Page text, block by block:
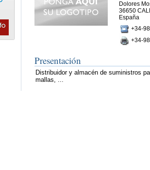
Dolores
36650
España
+34-
+34-
Presentación
Distribuidor y almacén de suministros
mallas, ...